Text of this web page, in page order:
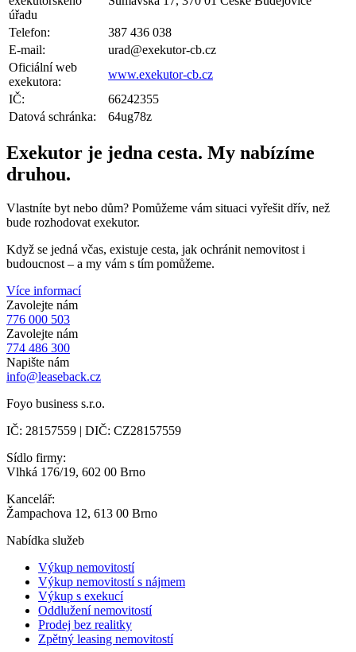
úřadu
Telefon:
387 436 038
E-mail:
urad@exekutor-cb.cz
Oficiální web
exekutora:
www.exekutor-cb.cz
IČ:
66242355
Datová schránka:
64ug78z
Exekutor je jedna cesta. My nabízíme
druhou.
Vlastníte byt nebo dům? Pomůžeme vám situaci vyřešit dřív, než
bude rozhodovat exekutor.
Když se jedná včas, existuje cesta, jak ochránit nemovitost i
budoucnost – a my vám s tím pomůžeme.
Více informací
Zavolejte nám
776 000 503
Zavolejte nám
774 486 300
Napište nám
info@leaseback.cz
Foyo business s.r.o.
IČ: 28157559 | DIČ: CZ28157559
Sídlo firmy:
Vlhká 176/19, 602 00 Brno
Kancelář:
Žampachova 12, 613 00 Brno
Nabídka služeb
Výkup nemovitostí
Výkup nemovitostí s nájmem
Výkup s exekucí
Oddlužení nemovitostí
Prodej bez realitky
Zpětný leasing nemovitostí